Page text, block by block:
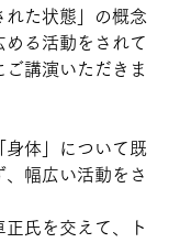
れた状態」の概念
める活動をされて
ご講演いただきま
身体」について既
幅広い活動をさ
氏を交えて、ト